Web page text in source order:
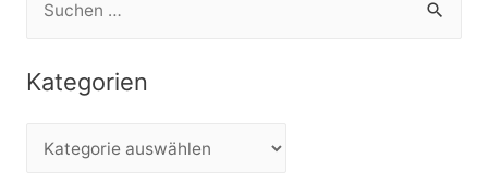
Kategorien